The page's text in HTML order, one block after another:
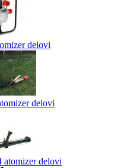
delovi
delovi
delovi